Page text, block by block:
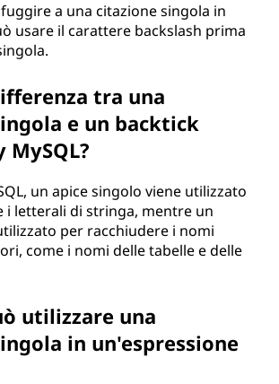
a una citazione singola in
usare il carattere backslash prima
tra una
e un backtick
un apice singolo viene utilizzato
i letterali di stringa, mentre un
per racchiudere i nomi
come i nomi delle tabelle e delle
utilizzare una
in un'espressione